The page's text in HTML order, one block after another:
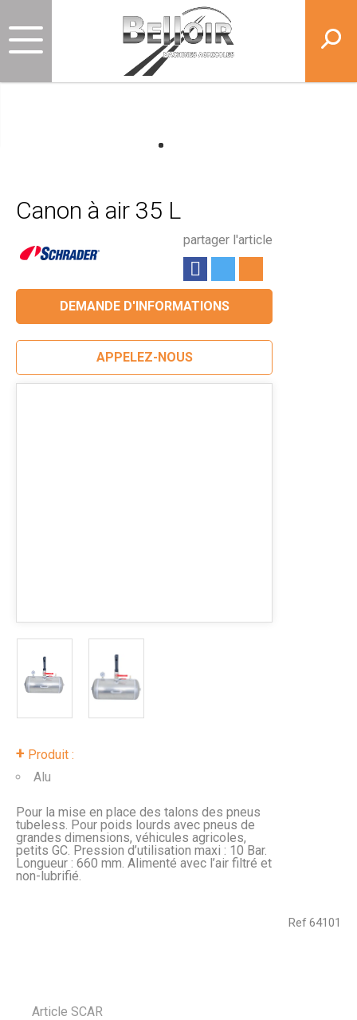
Canon à air 35 L
Ref64101
+ Produit :
Alu
partager l'article
Pour la mise en place des talons des pneus
tubeless. Pour poids lourds avec pneus de
grandes dimensions, véhicules agricoles,
petits GC. Pression d’utilisation maxi : 10 Bar.
Longueur : 660 mm. Alimenté avec l’air filtré et
non-lubrifié.
DEMANDE D'INFORMATIONS
APPELEZ-NOUS
Article SCAR